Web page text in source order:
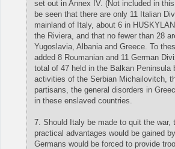
set out in Annex IV. (Not included in
be seen that there are only 11 Italian
mainland of Italy, about 6 in
the Riviera, and that no fewer than 28
Yugoslavia, Albania and Greece. To
added 8 Roumanian and 11 German
total of 47 held in the Balkan Peninsula
activities of the Serbian Michailovitch,
partisans, the general disorders in
in these enslaved countries.
7. Should Italy be made to quit the war,
practical advantages would be gained
Germans would be forced to provide